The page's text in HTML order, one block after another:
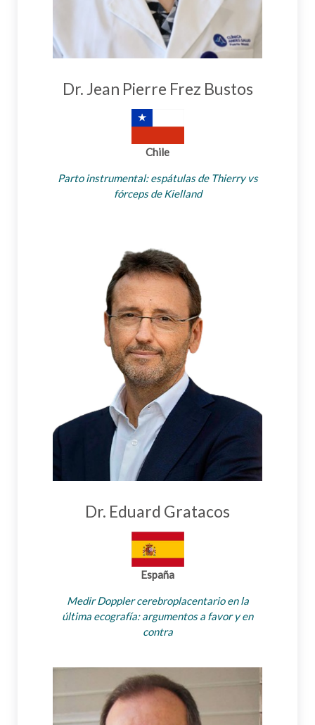
Dr. Jean Pierre Frez Bustos
Chile
Parto instrumental: espátulas de Thierry vs
fórceps de Kielland
Dr. Eduard Gratacos
España
Medir Doppler cerebroplacentario en la
última ecografía: argumentos a favor y en
contra